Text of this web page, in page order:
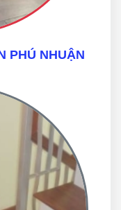
PHÚ NHUẬN